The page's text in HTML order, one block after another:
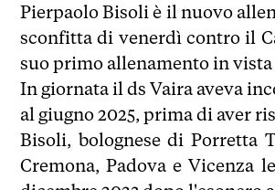
Pierpaolo Bisoli è il nuovo
sconfitta di venerdì contro il
suo primo allenamento in
In giornata il ds Vaira aveva
al giugno 2025, prima di aver
Bisoli, bolognese di Porretta
Cremona, Padova e Vicenza